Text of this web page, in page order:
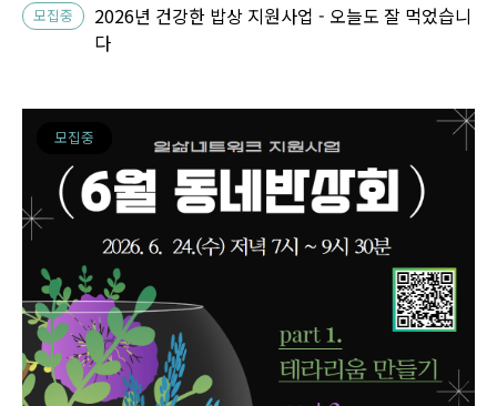
모집중
2026년 건강한 밥상 지원사업 - 오늘도 잘 먹었습니
다
모집중